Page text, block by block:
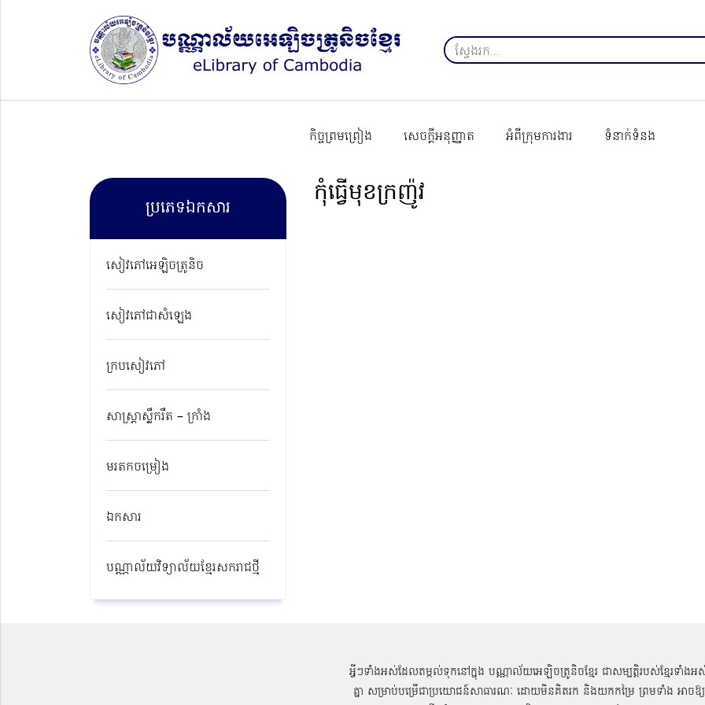
កិច្ចព្រមព្រៀង សេចក្ដីអនុញ្ញាត អំពីក្រុមការងារ ទំនាក់ទំនង
ប្រភេទឯកសារ
សៀវភៅអេឡិចត្រូនិច
សៀវភៅជាសំឡេង
ក្របសៀវភៅ
សាស្ត្រាស្លឹករឹត – ក្រាំង
មរតកចម្រៀង
ឯកសារ
បណ្ណាល័យវិទ្យាល័យខ្មែរសករាជថ្មី​
កុំធ្វើមុខក្រញ៉ូវ
អ្វីៗទាំងអស់ដែលតម្កល់ទុកនៅក្នុង បណ្ណាល័យអេឡិចត្រូនិចខ្មែរ ជាសម្បតិ្តរបស់ខ្មែរទាំងអ
គ្នា សម្រាប់បម្រើជាប្រយោជន៍សាធារណៈ ដោយមិនគិតរក និងយកកម្រៃ ព្រមទាំង អាចឱ្យ